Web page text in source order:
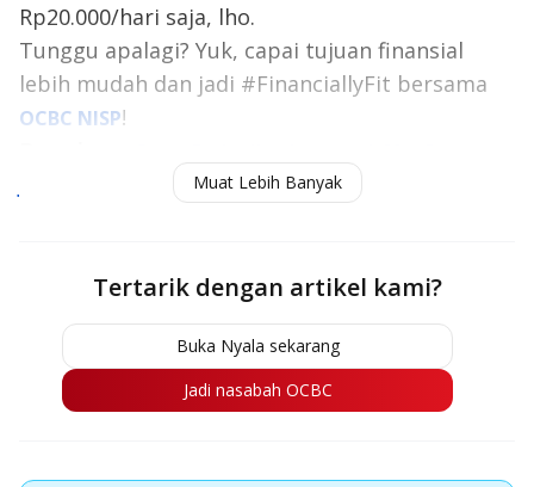
Rp20.000/hari saja, lho.
Tunggu apalagi? Yuk, capai tujuan finansial
lebih mudah dan jadi #FinanciallyFit bersama
OCBC NISP!
Jenis, dan ContohnyaMuat Lebih Banyak
Tertarik dengan artikel kami?
Buka Nyala sekarang
Jadi nasabah OCBC